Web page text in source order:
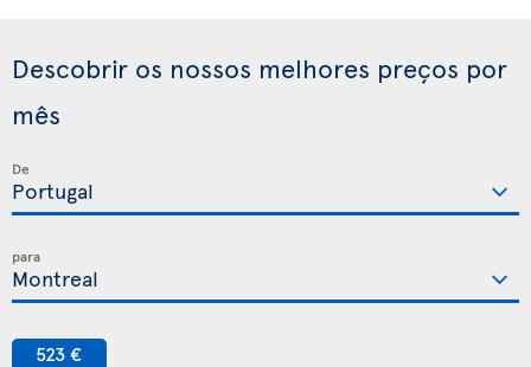
Descobrir os nossos melhores preços por
mês
De
para
523 €